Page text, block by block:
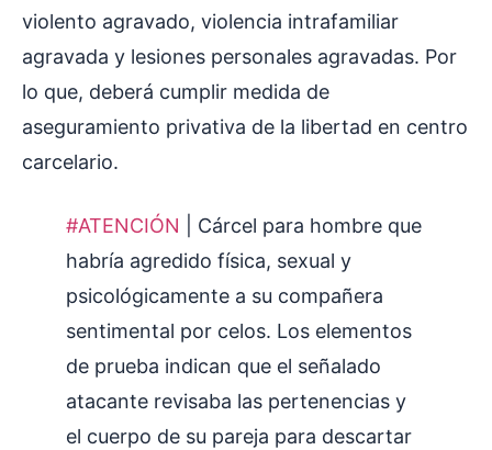
violento agravado, violencia intrafamiliar
agravada y lesiones personales agravadas. Por
lo que, deberá cumplir medida de
aseguramiento privativa de la libertad en centro
carcelario.
#ATENCIÓN | Cárcel para hombre que
habría agredido física, sexual y
psicológicamente a su compañera
sentimental por celos. Los elementos
de prueba indican que el señalado
atacante revisaba las pertenencias y
el cuerpo de su pareja para descartar